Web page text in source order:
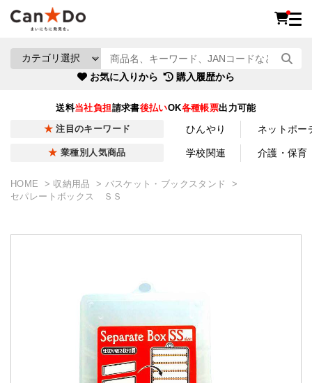
お気に入りから 購入履歴から
送料当社負担請求書後払いOK各種帳票出力可能
注目のキーワード ひんやり ネットポー
業種別人気商品 学校関連 介護・保育
HOME 収納用品
バスケット・ブックスタンド
セパレートボックス ＳＳ